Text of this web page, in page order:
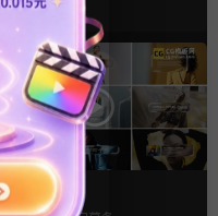
1天前
FCPX字幕